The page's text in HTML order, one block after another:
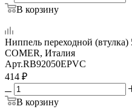
В корзину
Ниппель переходной
COMER, Италия
Арт.RB92050EPVC
414 ₽
В корзину